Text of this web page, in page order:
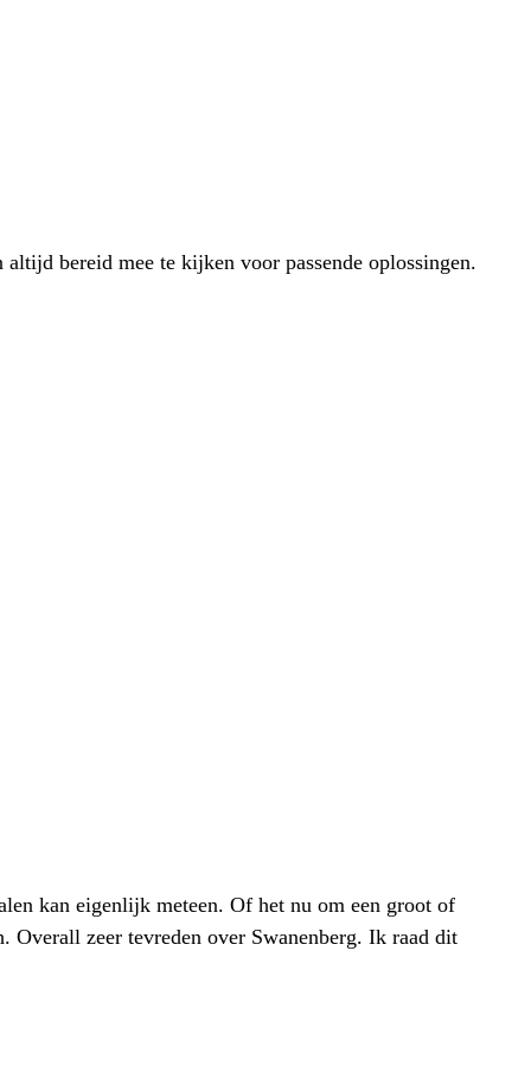
bereid mee te kijken voor passende oplossingen.
kan eigenlijk meteen. Of het nu om een groot of
Overall zeer tevreden over Swanenberg. Ik raad dit